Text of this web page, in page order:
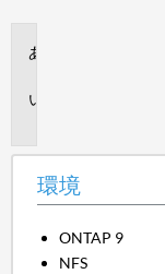
環境
ONTAP 9
NFS